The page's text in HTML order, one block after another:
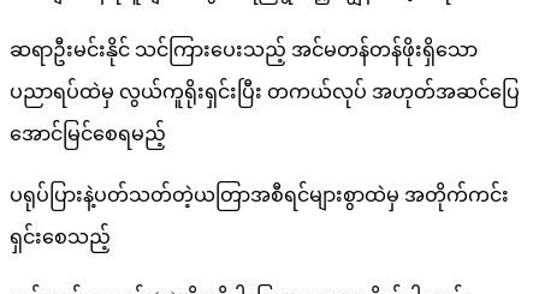
ဆရာဦးမင်းနိုင် သင်ကြားပေးသည့် အင်မတန်တန်ဖိုးရှိသော
ပညာရပ်ထဲမှ လွယ်ကူရိုးရှင်းပြီး တကယ်လုပ် အဟုတ်အဆင်ပြေ
အောင်မြင်စေရမည့်
ပရုပ်ပြားနဲ့ပတ်သတ်တဲ့ယတြာအစီရင်များစွာထဲမှ အတိုက်ကင်း
ရှင်းစေသည့်